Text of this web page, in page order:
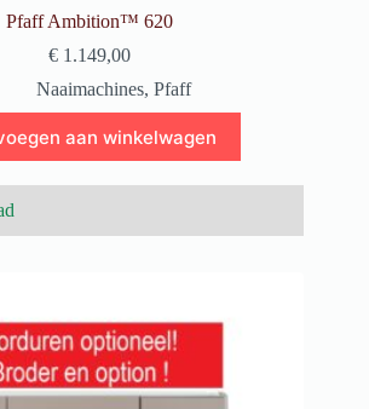
Pfaff Ambition™ 620
€ 1.149,00
Naaimachines,Pfaff
aan winkelwagen